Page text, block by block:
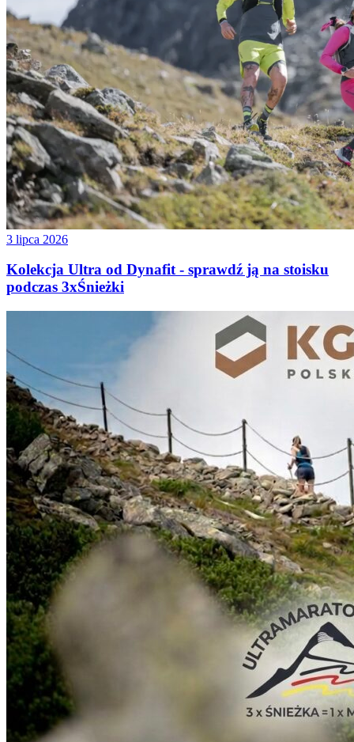
3 lipca 2026
Kolekcja Ultra od Dynafit - sprawdź ją na stoisku
podczas 3xŚnieżki